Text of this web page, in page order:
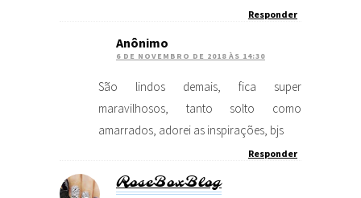
Responder
Anônimo
6 DE NOVEMBRO DE 2018 ÀS 14:30
São lindos demais, fica super
maravilhosos, tanto solto como
amarrados, adorei as inspirações, bjs
Responder
RoseBoxBlog